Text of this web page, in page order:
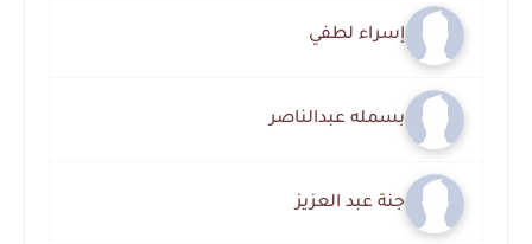
إسراء لطفي
بسمله عبدالناصر
جنة عبد العزيز